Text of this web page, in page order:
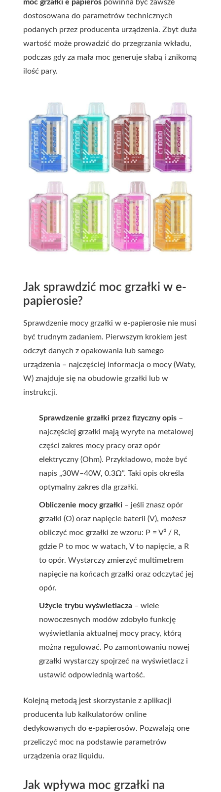
moc grzałki e papieros powinna być zawsze
dostosowana do parametrów technicznych
podanych przez producenta urządzenia. Zbyt duża
wartość może prowadzić do przegrzania wkładu,
podczas gdy za mała moc generuje słabą i znikomą
ilość pary.
Jak sprawdzić moc grzałki w e-
papierosie?
Sprawdzenie mocy grzałki w e-papierosie nie musi
być trudnym zadaniem. Pierwszym krokiem jest
odczyt danych z opakowania lub samego
urządzenia – najczęściej informacja o mocy (Waty,
W) znajduje się na obudowie grzałki lub w
instrukcji.
Sprawdzenie grzałki przez fizyczny opis –
najczęściej grzałki mają wyryte na metalowej
części zakres mocy pracy oraz opór
elektryczny (Ohm). Przykładowo, może być
napis „30W–40W, 0.3Ω”. Taki opis określa
optymalny zakres dla grzałki.
Obliczenie mocy grzałki – jeśli znasz opór
grzałki (Ω) oraz napięcie baterii (V), możesz
obliczyć moc grzałki ze wzoru: P = V² / R,
gdzie P to moc w watach, V to napięcie, a R
to opór. Wystarczy zmierzyć multimetrem
napięcie na końcach grzałki oraz odczytać jej
opór.
Użycie trybu wyświetlacza – wiele
nowoczesnych modów zdobyło funkcję
wyświetlania aktualnej mocy pracy, którą
można regulować. Po zamontowaniu nowej
grzałki wystarczy spojrzeć na wyświetlacz i
ustawić odpowiednią wartość.
Kolejną metodą jest skorzystanie z aplikacji
producenta lub kalkulatorów online
dedykowanych do e-papierosów. Pozwalają one
przeliczyć moc na podstawie parametrów
urządzenia oraz liquidu.
Jak wpływa moc grzałki na